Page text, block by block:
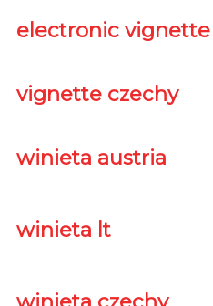
electronic
vignette czechy
winieta austria
winieta lt